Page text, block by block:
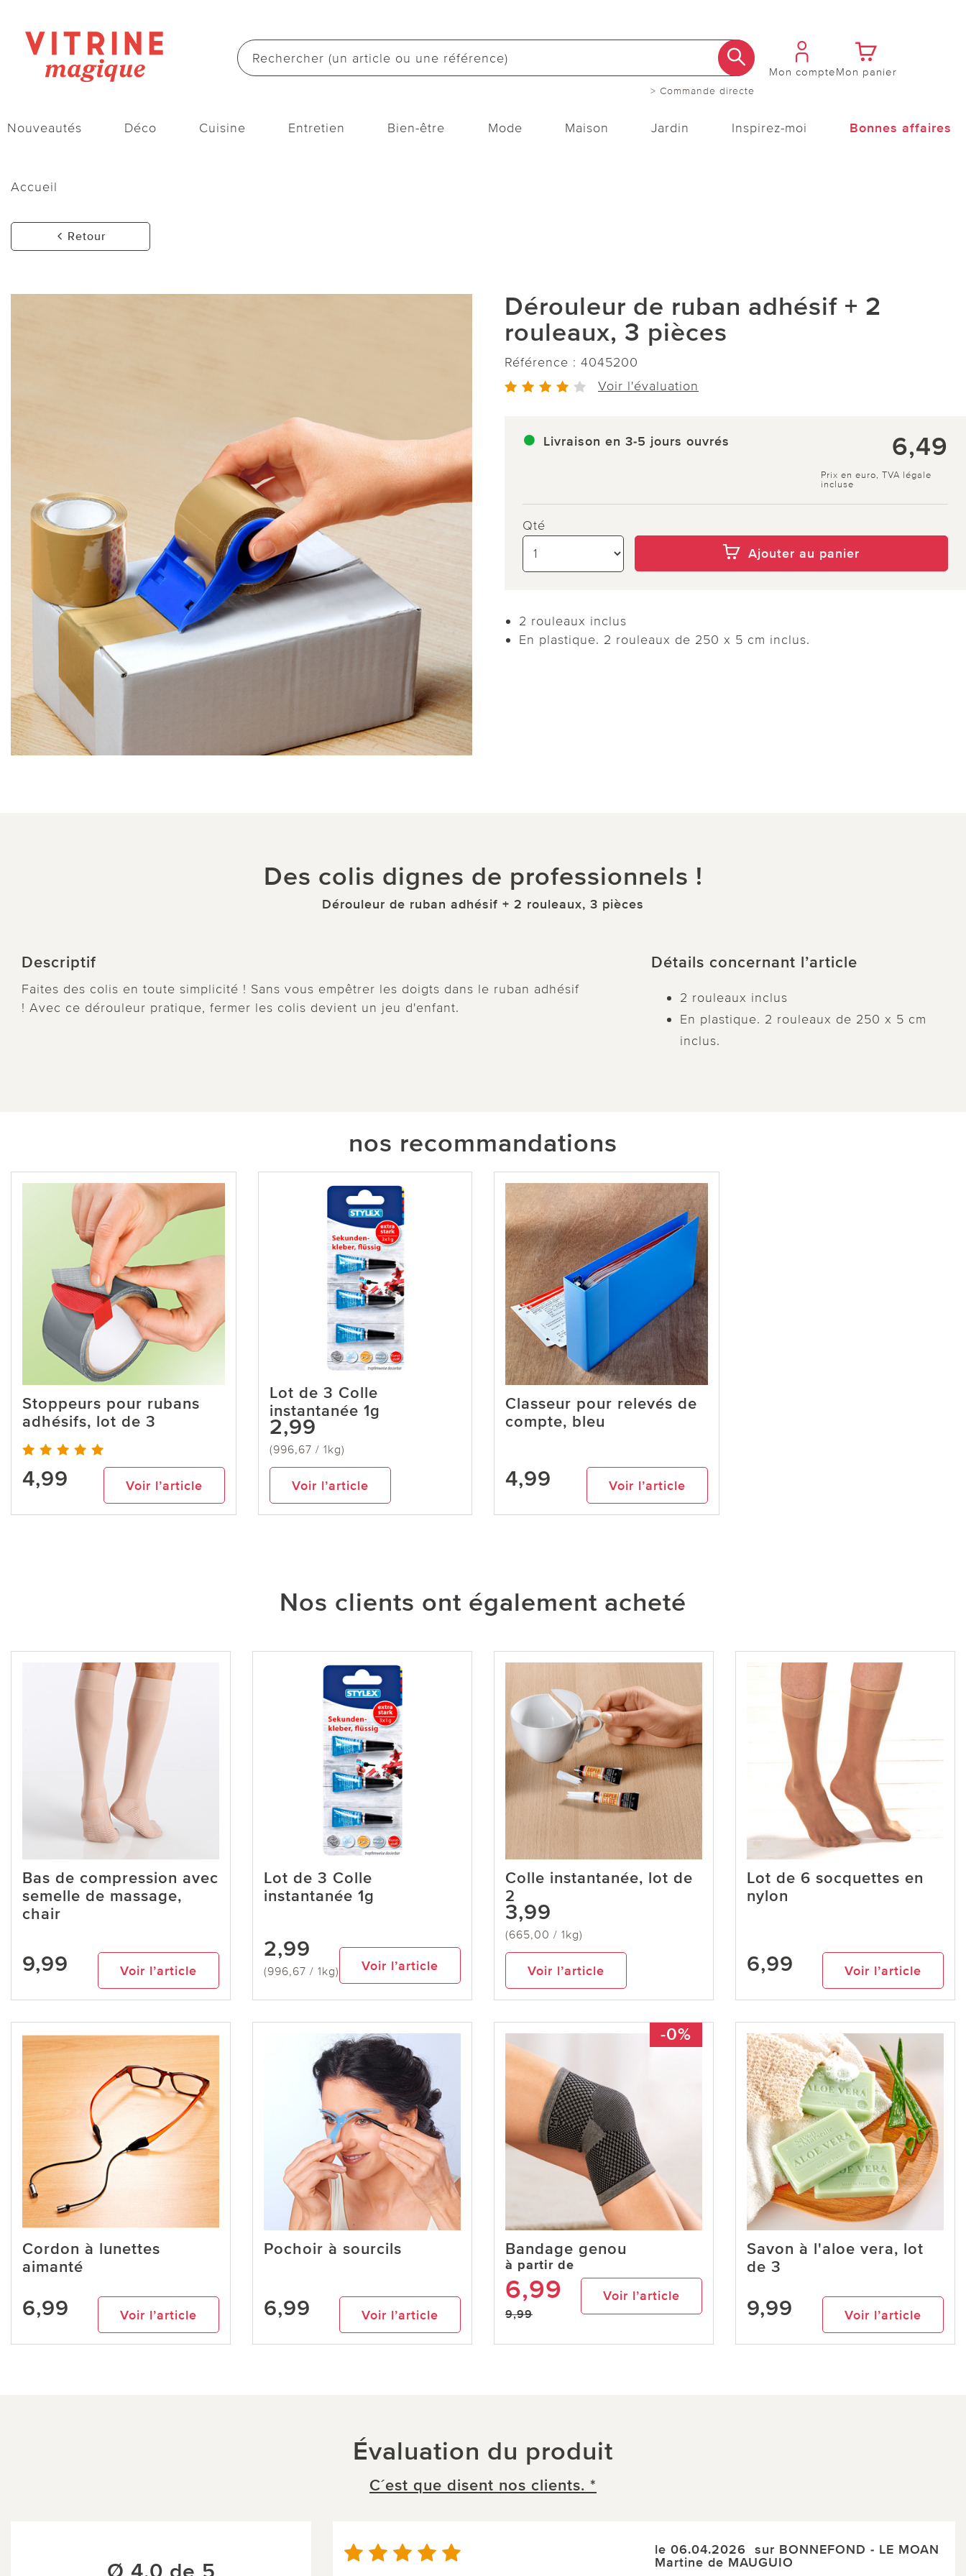
> Commande directe
Mon compteMon panier
Nouveautés Déco Cuisine Entretien Bien-être Mode Maison Jardin Inspirez-moi Bonnes affaires
Accueil
Retour
Dérouleur de ruban adhésif + 2
rouleaux, 3 pièces
Référence : 4045200
Voir l'évaluation
Livraison en 3-5 jours ouvrés 6,49
Prix en euro, TVA légale
incluse
Qté
Ajouter au panier
2 rouleaux inclus
En plastique. 2 rouleaux de 250 x 5 cm inclus.
Des colis dignes de professionnels !
Dérouleur de ruban adhésif + 2 rouleaux, 3 pièces
Descriptif
Faites des colis en toute simplicité ! Sans vous empêtrer les doigts dans le ruban adhésif
! Avec ce dérouleur pratique, fermer les colis devient un jeu d'enfant.
Détails concernant l’article
2 rouleaux inclus
En plastique. 2 rouleaux de 250 x 5 cm
inclus.
nos recommandations
Stoppeurs pour rubans
adhésifs, lot de 3
4,99 Voir l’article
Lot de 3 Colle
instantanée 1g
2,99
(996,67 / 1kg)
Voir l’article
Classeur pour relevés de
compte, bleu
4,99 Voir l’article
Nos clients ont également acheté
Bas de compression avec
semelle de massage,
chair
9,99 Voir l’article
Lot de 3 Colle
instantanée 1g
2,99
(996,67 / 1kg) Voir l’article
Colle instantanée, lot de
2
3,99
(665,00 / 1kg)
Voir l’article
Lot de 6 socquettes en
nylon
6,99 Voir l’article
Cordon à lunettes
aimanté
6,99 Voir l’article
Pochoir à sourcils
6,99 Voir l’article
-0%
Bandage genou
à partir de
6,99
9,99
Voir l’article
Savon à l'aloe vera, lot
de 3
9,99 Voir l’article
Évaluation du produit
C´est que disent nos clients. *
le 06.04.2026 sur BONNEFOND - LE MOAN
Martine de MAUGUIO